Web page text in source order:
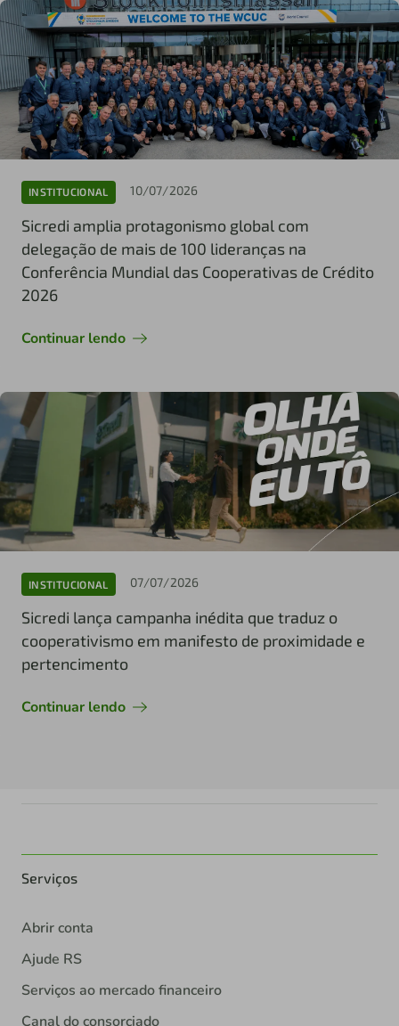
INSTITUCIONAL 10/07/2026
Sicredi amplia protagonismo global com
delegação de mais de 100 lideranças na
Conferência Mundial das Cooperativas de Crédito
2026
Continuar lendo
INSTITUCIONAL 07/07/2026
Sicredi lança campanha inédita que traduz o
cooperativismo em manifesto de proximidade e
pertencimento
Continuar lendo
Serviços
Abrir conta
Ajude RS
Serviços ao mercado financeiro
Canal do consorciado